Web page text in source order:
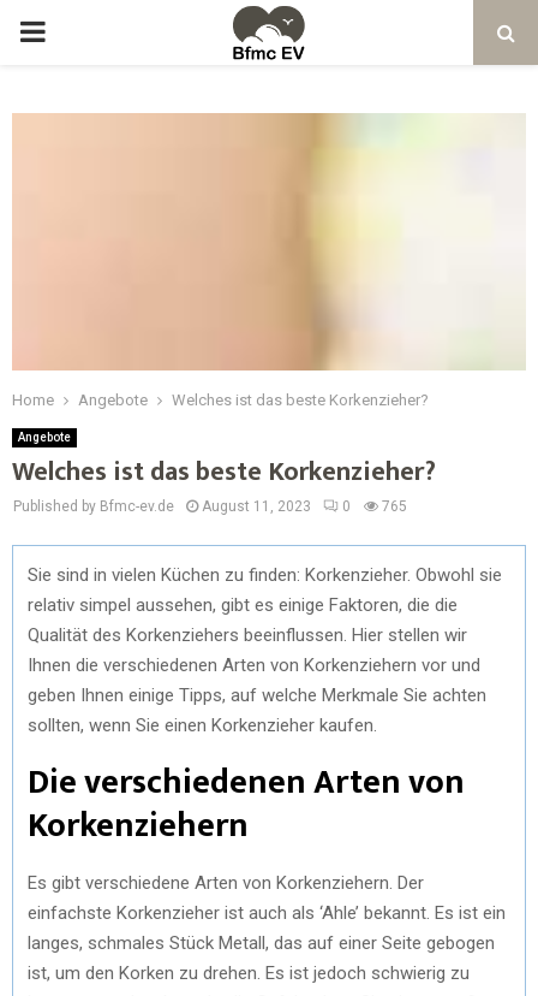
Home Angebote Welches ist das beste Korkenzieher?
Angebote
Welches ist das beste Korkenzieher?
Published by Bfmc-ev.de August 11, 2023 0 765
Sie sind in vielen Küchen zu finden: Korkenzieher. Obwohl sie
relativ simpel aussehen, gibt es einige Faktoren, die die
Qualität des Korkenziehers beeinflussen. Hier stellen wir
Ihnen die verschiedenen Arten von Korkenziehern vor und
geben Ihnen einige Tipps, auf welche Merkmale Sie achten
sollten, wenn Sie einen Korkenzieher kaufen.
Die verschiedenen Arten von
Korkenziehern
Es gibt verschiedene Arten von Korkenziehern. Der
einfachste Korkenzieher ist auch als ‘Ahle’ bekannt. Es ist ein
langes, schmales Stück Metall, das auf einer Seite gebogen
ist, um den Korken zu drehen. Es ist jedoch schwierig zu